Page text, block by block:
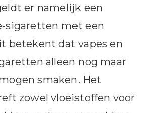
er namelijk een
sigaretten met een
betekent dat vapes en
alleen nog maar
smaken. Het
zowel vloeistoffen voor